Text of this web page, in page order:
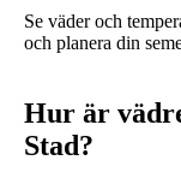
Se väder och
och planera din
Hur är
Stad?